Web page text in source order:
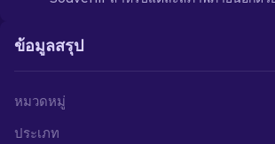
ข้อมูลสรุป
หมวดหมู่
ประเภท